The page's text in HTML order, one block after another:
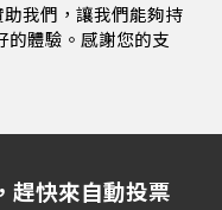
我們，讓我們能夠持
的體驗。感謝您的支
趕快來自動投票